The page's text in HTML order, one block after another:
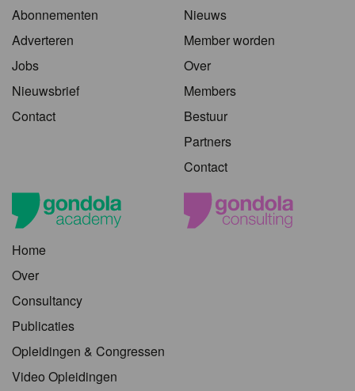
Abonnementen
Adverteren
Jobs
Nieuwsbrief
Contact
Nieuws
Member worden
Over
Members
Bestuur
Partners
Contact
Home
Over
Consultancy
Publicaties
Opleidingen & Congressen
Video Opleidingen